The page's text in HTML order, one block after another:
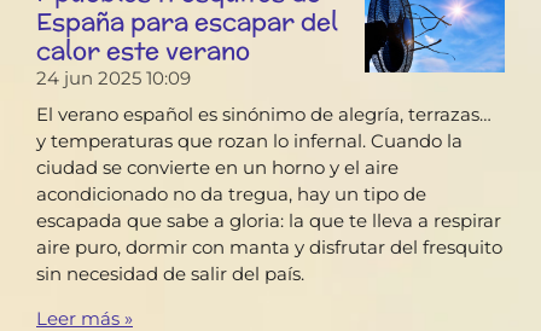
España para escapar del
calor este verano
24 jun 2025 10:09
El verano español es sinónimo de alegría, terrazas…
y temperaturas que rozan lo infernal. Cuando la
ciudad se convierte en un horno y el aire
acondicionado no da tregua, hay un tipo de
escapada que sabe a gloria: la que te lleva a respirar
aire puro, dormir con manta y disfrutar del fresquito
sin necesidad de salir del país.
Leer más »